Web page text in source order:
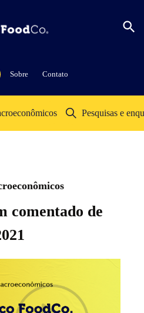
Sobre Contato
Pesquisas e
comentado de